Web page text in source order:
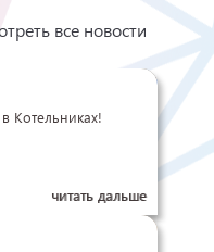
все новости
Котельниках!
читать дальше